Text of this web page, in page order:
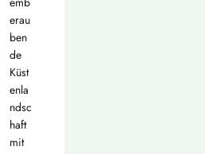
erau
ben
de
Küst
enla
ndsc
haft
mit